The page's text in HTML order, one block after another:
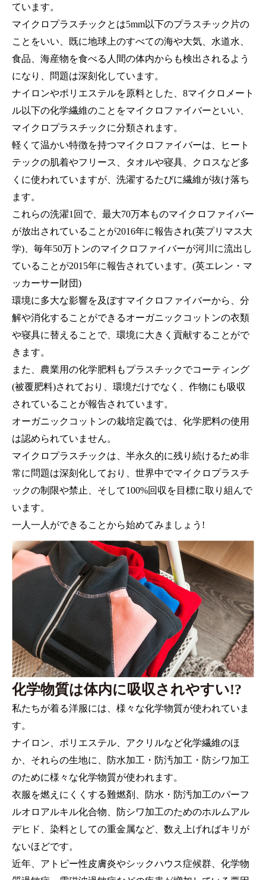
ています。
マイクロプラスチックとは5mm以下のプラスチック片の
ことをいい、既に地球上のすべての海や大気、水道水、
食品、海産物を食べる人間の体内からも検出されるよう
になり、問題は深刻化しています。
ナイロンやポリエステルを原料とした、8マイクロメート
ル以下の化学繊維のことをマイクロファイバーといい、
マイクロプラスチックに分類されます。
軽くて温かい特徴を持つマイクロファイバーは、ヒート
テックの肌着やフリース、タオルや寝具、クロスなど多
くに使われていますが、洗濯するたびに繊維が抜け落ち
ます。
これらの洗濯1回で、最大70万本ものマイクロファイバー
が放出されていることが2016年に報告され(英プリマス大
学)、毎年50万トンのマイクロファイバーが河川に流出し
ていることが2015年に報告されています。(英エレン・マ
ッカーサー財団)
環境に多大な影響を及ぼすマイクロファイバーから、分
解や消化することができるオーガニックコットンの衣類
や寝具に替えることで、環境に大きく貢献することがで
きます。
また、農業用の化学肥料もプラスチックでコーティング
(被覆肥料)されており、環境だけでなく、作物にも吸収
されていることが報告されています。
オーガニックコットンの栽培定義では、化学肥料の使用
は認められていません。
マイクロプラスチックは、半永久的に残り続けるため非
常に問題は深刻化しており、世界中でマイクロプラスチ
ックの制限や禁止、そして100%回収を目標に取り組んで
います。
一人一人ができることから始めてみましょう!
化学物質は体内に吸収されやすい!?
私たちが着る洋服には、様々な化学物質が使われていま
す。
ナイロン、ポリエステル、アクリルなど化学繊維のほ
か、それらの生地に、防水加工・防汚加工・防シワ加工
のために様々な化学物質が使われます。
衣服を燃えにくくする難燃剤、防水・防汚加工のパーフ
ルオロアルキル化合物、防シワ加工のためのホルムアル
デヒド、染料としての重金属など、数え上げればキリが
ないほどです。
近年、アトピー性皮膚炎やシックハウス症候群、化学物